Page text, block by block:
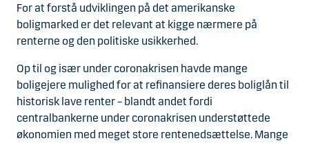
For at forstå udviklingen på det amerikanske
boligmarked er det relevant at kigge nærmere på
renterne og den politiske usikkerhed.
Op til og især under coronakrisen havde mange
boligejere mulighed for at refinansiere deres boliglån til
historisk lave renter – blandt andet fordi
centralbankerne under coronakrisen understøttede
økonomien med meget store rentenedsættelse. Mange